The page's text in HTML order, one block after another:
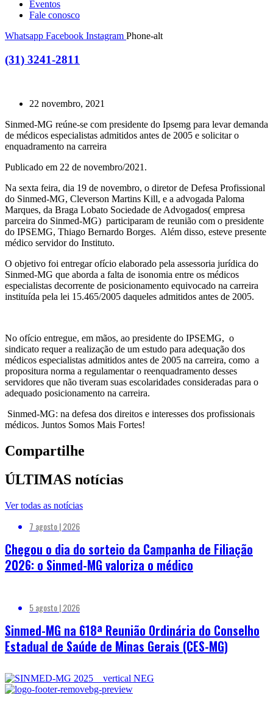
Eventos
Fale conosco
Whatsapp Facebook Instagram Phone-alt
(31) 3241-2811
22 novembro, 2021
Sinmed-MG reúne-se com presidente do Ipsemg para levar demanda
de médicos especialistas admitidos antes de 2005 e solicitar o
enquadramento na carreira
Publicado em 22 de novembro/2021.
Na sexta feira, dia 19 de novembro, o diretor de Defesa Profissional
do Sinmed-MG, Cleverson Martins Kill, e a advogada Paloma
Marques, da Braga Lobato Sociedade de Advogados( empresa
parceira do Sinmed-MG) participaram de reunião com o presidente
do IPSEMG, Thiago Bernardo Borges. Além disso, esteve presente
médico servidor do Instituto.
O objetivo foi entregar ofício elaborado pela assessoria jurídica do
Sinmed-MG que aborda a falta de isonomia entre os médicos
especialistas decorrente de posicionamento equivocado na carreira
instituída pela lei 15.465/2005 daqueles admitidos antes de 2005.
No ofício entregue, em mãos, ao presidente do IPSEMG, o
sindicato requer a realização de um estudo para adequação dos
médicos especialistas admitidos antes de 2005 na carreira, como a
propositura norma a regulamentar o reenquadramento desses
servidores que não tiveram suas escolaridades consideradas para o
adequado posicionamento na carreira.
Sinmed-MG: na defesa dos direitos e interesses dos profissionais
médicos. Juntos Somos Mais Fortes!
Compartilhe
ÚLTIMAS notícias
Ver todas as notícias
7 agosto | 2026
Chegou o dia do sorteio da Campanha de Filiação
2026: o Sinmed-MG valoriza o médico
5 agosto | 2026
Sinmed-MG na 618ª Reunião Ordinária do Conselho
Estadual de Saúde de Minas Gerais (CES-MG)